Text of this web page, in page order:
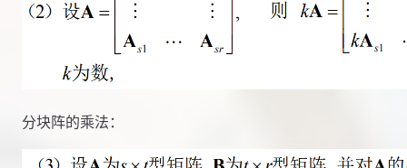
分块阵的乘法：